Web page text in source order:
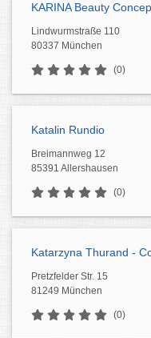
KARINA Beauty
Lindwurmstraße 110
80337 München
(0)
Katalin Rundio
Breimannweg 12
85391 Allershausen
(0)
Katarzyna Thurand -
Pretzfelder Str. 15
81249 München
(0)